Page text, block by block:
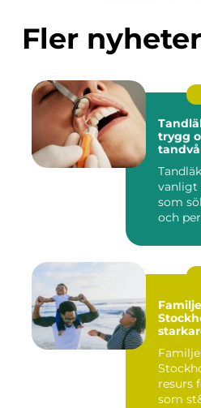
Fler nyheter
trygg
vanligt
som
och
resurs
som